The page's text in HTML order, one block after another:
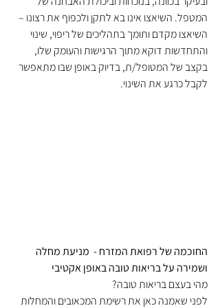
המטפל. השיאצו אינו בא לתקן ולכפוף את רצונו –
השיאצו מקדם ותומך בתהליכים של ריפוי, שינוי
והתחדשות דוקא מתוך הרגישות והעומק שלו,
בקצב של המטופל/ת, בדיוק באופן שבו מתאפשר
לקבל כרגע את השינוי.
החוכמה של רפואת המזרח -  מניעת מחלה
ושמירה על בריאות טובה באופן אקטיבי
מהי בעצם בריאות טובה?
לפני שאמנה כאן את רשימת המכאובים והמחלות